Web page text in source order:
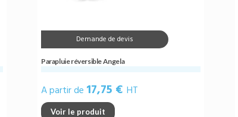
Demande de devis
Parapluie réversible Angela
A partir de 17,75 € HT
Voir le produit